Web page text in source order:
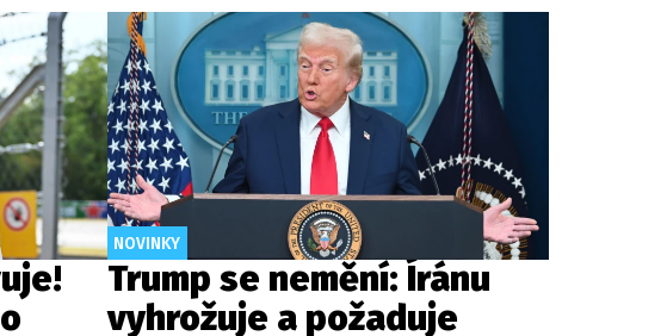
NOVINKY
Trump se nemění: Íránu
vyhrožuje a požaduje